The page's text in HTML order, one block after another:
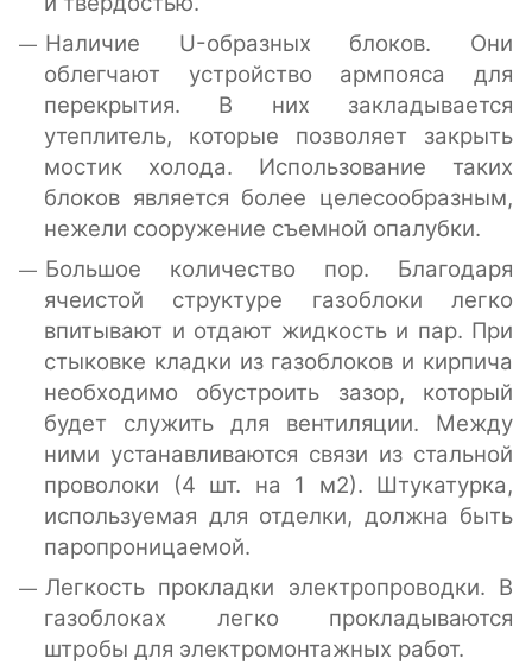
Наличие U-образных блоков. Они
облегчают устройство армпояса для
перекрытия. В них закладывается
утеплитель, которые позволяет закрыть
мостик холода. Использование таких
блоков является более целесообразным,
нежели сооружение съемной опалубки.
Большое количество пор. Благодаря
ячеистой структуре газоблоки легко
впитывают и отдают жидкость и пар. При
стыковке кладки из газоблоков и кирпича
необходимо обустроить зазор, который
будет служить для вентиляции. Между
ними устанавливаются связи из стальной
проволоки (4 шт. на 1 м2). Штукатурка,
используемая для отделки, должна быть
паропроницаемой.
Легкость прокладки электропроводки. В
газоблоках легко прокладываются
штробы для электромонтажных работ.